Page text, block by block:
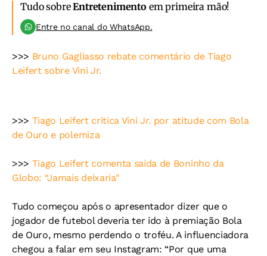
Tudo sobreEntretenimento em primeira mão!
Entre no canal do WhatsApp.
>>> Bruno Gagliasso rebate comentário de Tiago
Leifert sobre Vini Jr.
>>> Tiago Leifert critica Vini Jr. por atitude com Bola
de Ouro e polemiza
>>> Tiago Leifert comenta saída de Boninho da
Globo: “Jamais deixaria"
Tudo começou após o apresentador dizer que o
jogador de futebol deveria ter ido à premiação Bola
de Ouro, mesmo perdendo o troféu. A influenciadora
chegou a falar em seu Instagram: “Por que uma